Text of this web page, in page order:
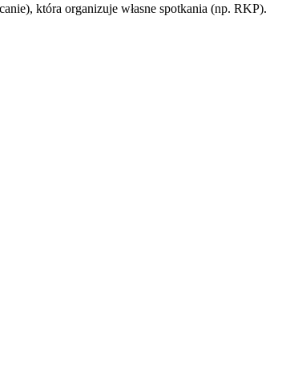
która organizuje własne spotkania (np. RKP).